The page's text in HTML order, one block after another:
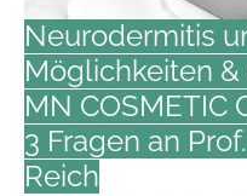
Neurodermitis
Möglichkeiten &
MN COSMETIC
3 Fragen an
Reich